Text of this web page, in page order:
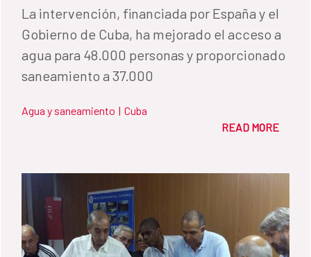
La intervención, financiada por España y el
Gobierno de Cuba, ha mejorado el acceso a
agua para 48.000 personas y proporcionado
saneamiento a 37.000
Agua y saneamiento | Cuba
READ MORE